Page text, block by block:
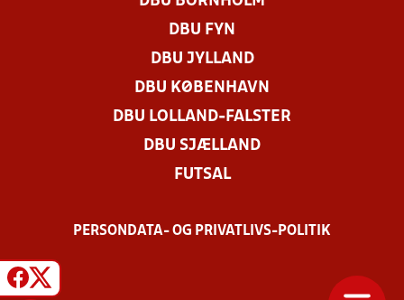
DBU FYN
DBU JYLLAND
DBU KØBENHAVN
DBU LOLLAND-FALSTER
DBU SJÆLLAND
FUTSAL
PERSONDATA- OG PRIVATLIVS-POLITIK